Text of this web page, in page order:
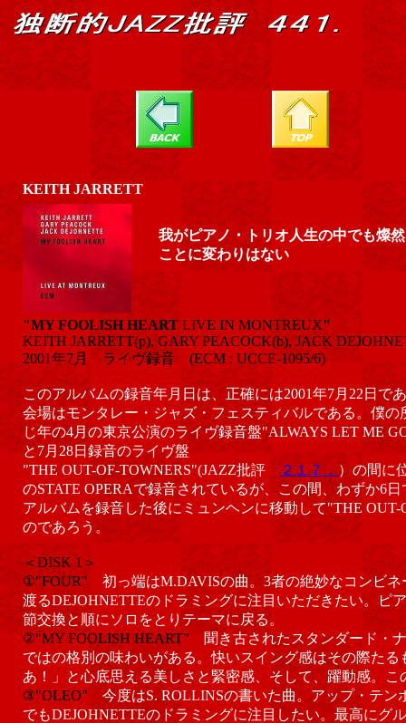
KEITH JARRETT
我がピアノ・トリオ人生の中でも燦
ことに変わりはない
"MY FOOLISH HEARTLIVE IN MONTREUX"
KEITH JARRETT(p), GARY PEACOCK(b), JACK
2001年7月 ライヴ録音 (ECM : UCCE-1095/6)
このアルバムの録音年月日は、正確には2001年7月22日で
会場はモンタレー・ジャズ・フェスティバルである。僕
じ年の4月の東京公演のライヴ録音盤"ALWAYS LET ME
と7月28日録音のライヴ盤
"THE OUT-OF-TOWNERS"(JAZZ批評２１７．）の間に
のSTATE OPERAで録音されているが、この間、わずか6
アルバムを録音した後にミュンヘンに移動して"THE OUT-
のであろう。
＜DISK 1＞
①"FOUR" 初っ端はM.DAVISの曲。3者の絶妙なコンビ
渡るDEJOHNETTEのドラミングに注目いただきたい。ピ
節交換と順にソロをとりテーマに戻る。
②"MY FOOLISH HEART" 聞き古されたスタンダード・
ではの格別の味わいがある。快いスイング感はその際た
あ！」と心底思える美しさと緊密感、そして、躍動感。こ
③"OLEO"今度はS. ROLLINSの書いた曲。アップ・テン
でもDEJOHNETTEのドラミングに注目したい。最高にグ